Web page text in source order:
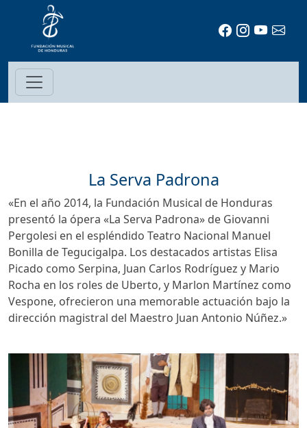
La Serva Padrona
«En el año 2014, la Fundación Musical de Honduras
presentó la ópera «La Serva Padrona» de Giovanni
Pergolesi en el espléndido Teatro Nacional Manuel
Bonilla de Tegucigalpa. Los destacados artistas Elisa
Picado como Serpina, Juan Carlos Rodríguez y Mario
Rocha en los roles de Uberto, y Marlon Martínez como
Vespone, ofrecieron una memorable actuación bajo la
dirección magistral del Maestro Juan Antonio Núñez.»